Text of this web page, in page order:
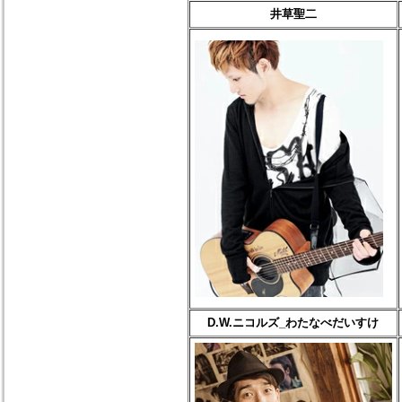
井草聖二
D.W.ニコルズ_わたなべだいすけ